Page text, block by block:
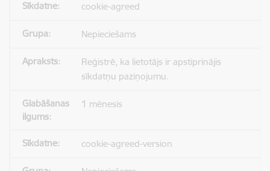
cookie-agreed
Nepieciešams
Reģistrē, ka lietotājs ir apstiprinājis
sīkdatņu paziņojumu.
1 mēnesis
cookie-agreed-version